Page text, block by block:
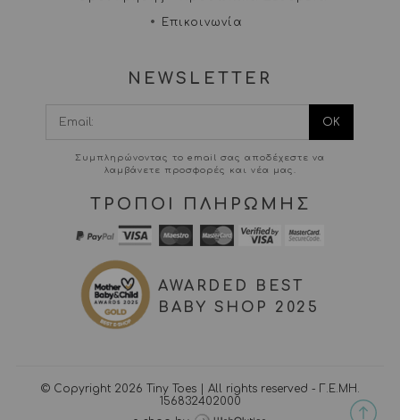
Επικοινωνία
NEWSLETTER
Συμπληρώνοντας το email σας αποδέχεστε να
λαμβάνετε προσφορές και νέα μας.
ΤΡΟΠΟΙ ΠΛΗΡΩΜΗΣ
AWARDED BEST
BABY SHOP 2025
© Copyright 2026 Tiny Toes | All rights reserved - Γ.Ε.ΜΗ.
156832402000